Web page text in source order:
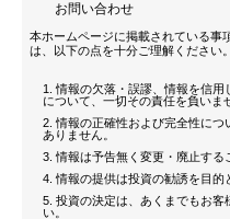
お問い合わせ
本ホームページに掲載されている事
は、以下の点を十分ご理解ください。
情報の欠落・誤謬、情報を信
について、一切その責任を負いま
情報の正確性および完全性につ
ありません。
情報は予告無く変更・廃止する
情報の提供は投資の勧誘を目的
投資の決定は、あくまでもお客
い。